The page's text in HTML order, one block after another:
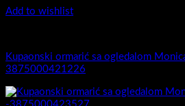
Add to wishlist
Kupaonski ormarić sa ogledalom
3875000421226